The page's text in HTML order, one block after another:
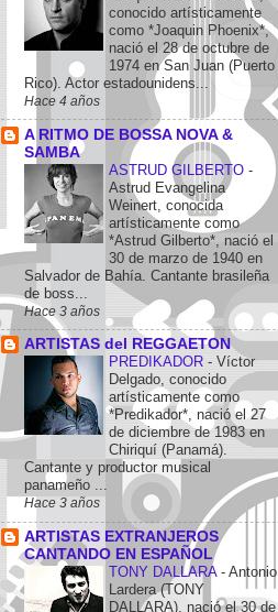
conocido artísticamente
como *Joaquin Phoenix*,
nació el 28 de octubre de
1974 en San Juan (Puerto
Rico). Actor estadounidens...
Hace 4 años
A RITMO DE BOSSA NOVA &
SAMBA
ASTRUD GILBERTO -
Astrud Evangelina
Weinert, conocida
artísticamente como
*Astrud Gilberto*, nació el
30 de marzo de 1940 en
Salvador de Bahía. Cantante brasileña
de boss...
Hace 3 años
ARTISTAS del REGGAETON
PREDIKADOR - Víctor
Delgado, conocido
artísticamente como
*Predikador*, nació el 27
de diciembre de 1983 en
Chiriquí (Panamá).
Cantante y productor musical
panameño ...
Hace 3 años
ARTISTAS EXTRANJEROS
CANTANDO EN ESPAÑOL
TONY DALLARA - Antonio
Lardera (TONY
DALLARA), nació el 30 de